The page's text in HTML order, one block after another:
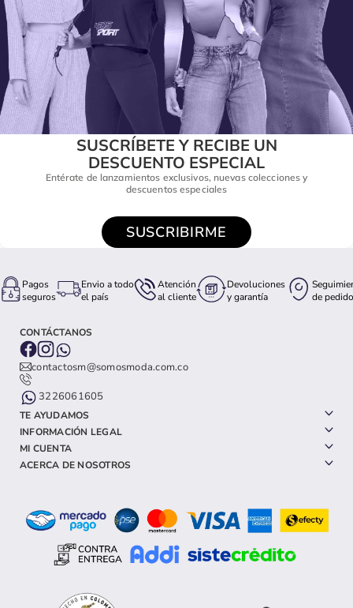
SUSCRÍBETE Y RECIBE UN
DESCUENTO ESPECIAL
Entérate de lanzamientos exclusivos, nuevas colecciones y
descuentos especiales
SUSCRIBIRME
Pagos
seguros
Envio a todo
el país
Atención
al cliente
Devoluciones
y garantía
de pedido
CONTÁCTANOS
contactosm@somosmoda.com.co
3226061605
TE AYUDAMOS
INFORMACIÓN LEGAL
MI CUENTA
ACERCA DE NOSOTROS